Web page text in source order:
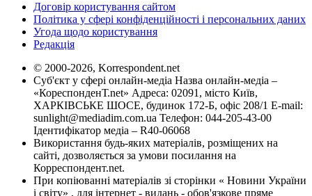
Договір користування сайтом
Політика у сфері конфіденційності і персональних даних
Угода щодо користування
Редакція
© 2000-2026, Korrespondent.net
Суб'єкт у сфері онлайн-медіа Назва онлайн-медіа –
«КореспонденТ.net» Адреса: 02091, місто Київ,
ХАРКІВСЬКЕ ШОСЕ, будинок 172-Б, офіс 208/1 E-mail:
sunlight@mediadim.com.ua Телефон: 044-205-43-00
Ідентифікатор медіа – R40-06068
Використання будь-яких матеріалів, розміщених на
сайті, дозволяється за умови посилання на
Корреспондент.net.
При копіюванні матеріалів зі сторінки « Новини України
і світу» , для інтернет - видань - обов'язкове пряме